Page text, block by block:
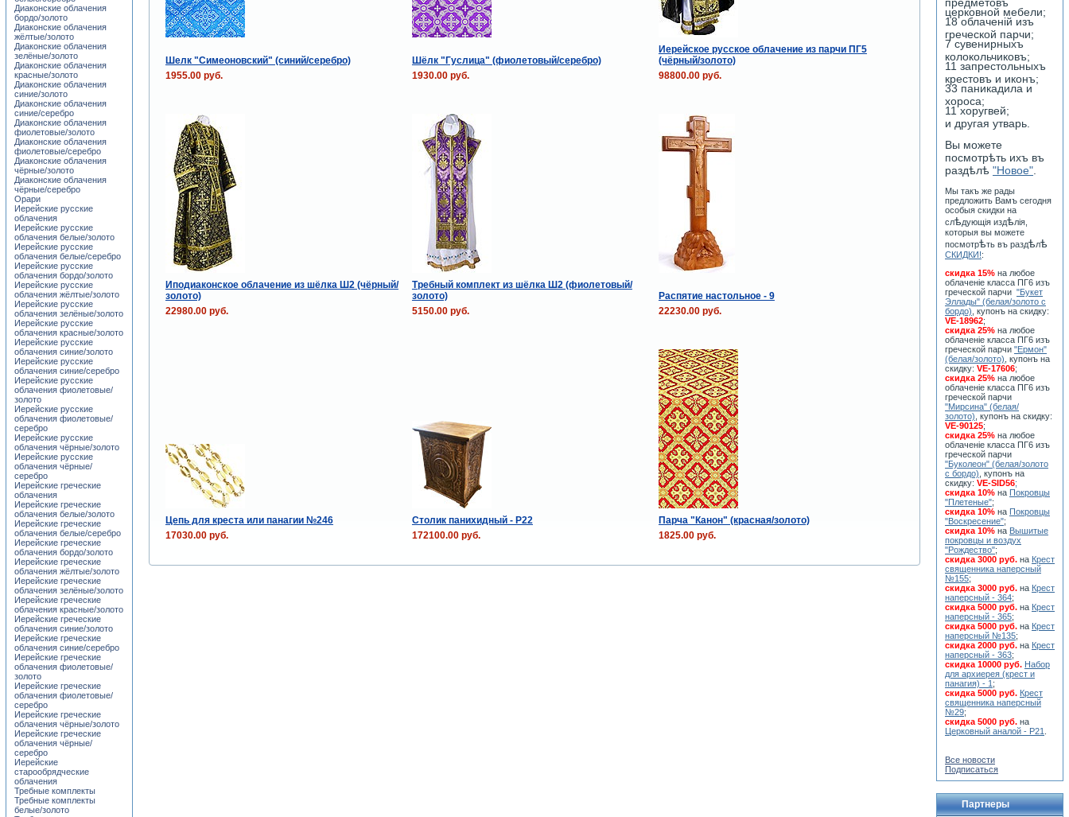
Шелк "Симеоновский" (синий/серебро) Шёлк "Гуслица" (фиолетовый/серебро)
Иерейское русское облачение из парчи ПГ5
(чёрный/золото)
1955.00 руб.
1930.00 руб. 98800.00 руб.
Иподиаконское облачение из шёлка Ш2 (чёрный/
золото)
Требный комплект из шёлка Ш2 (фиолетовый/
золото)
Распятие настольное - 9
22980.00 руб.
5150.00 руб. 22230.00 руб.
Цепь для креста или панагии №246 Столик панихидный - P22
Парча "Канон" (красная/золото)
17030.00 руб.
172100.00 руб. 1825.00 руб.
Диаконские облачения
бордо/золото
Диаконские облачения
жёлтые/золото
Диаконские облачения
зелёные/золото
Диаконские облачения
красные/золото
Диаконские облачения
синие/золото
Диаконские облачения
синие/серебро
Диаконские облачения
фиолетовые/золото
Диаконские облачения
фиолетовые/серебро
Диаконские облачения
чёрные/золото
Диаконские облачения
чёрные/серебро
Орари
Иерейские русские
облачения
Иерейские русские
облачения белые/золото
Иерейские русские
облачения белые/серебро
Иерейские русские
облачения бордо/золото
Иерейские русские
облачения жёлтые/золото
Иерейские русские
облачения зелёные/золото
Иерейские русские
облачения красные/золото
Иерейские русские
облачения синие/золото
Иерейские русские
облачения синие/серебро
Иерейские русские
облачения фиолетовые/
золото
Иерейские русские
облачения фиолетовые/
серебро
Иерейские русские
облачения чёрные/золото
Иерейские русские
облачения чёрные/
серебро
Иерейские греческие
облачения
Иерейские греческие
облачения белые/золото
Иерейские греческие
облачения белые/серебро
Иерейские греческие
облачения бордо/золото
Иерейские греческие
облачения жёлтые/золото
Иерейские греческие
облачения зелёные/золото
Иерейские греческие
облачения красные/золото
Иерейские греческие
облачения синие/золото
Иерейские греческие
облачения синие/серебро
Иерейские греческие
облачения фиолетовые/
золото
Иерейские греческие
облачения фиолетовые/
серебро
Иерейские греческие
облачения чёрные/золото
Иерейские греческие
облачения чёрные/
серебро
Иерейские
старообрядческие
облачения
Требные комплекты
Требные комплекты
белые/золото
церковной мебели;
18 облаченiй изъ
греческой парчи;
7 сувенирныхъ
колокольчиковъ;
11 запрестольныхъ
крестовъ и иконъ;
33 паникадила и
хороса;
11 хоругвей;
и другая утварь.
Вы можете
посмотрѣть ихъ въ
раздѣлѣ "Новое"
Мы такъ же рады
предложить Вамъ сегодня
особыя скидки на
слѣдующiя издѣлiя,
которыя вы можете
посмотрѣть въ раздѣлѣ
СКИДКИ!:
скидка 15% на любое
облаченiе класса ПГ6 изъ
греческой парчи "Букет
Эллады" (белая/золото с
бордо) , купонъ на скидку:
VE-18962;
скидка 25% на любое
облаченiе класса ПГ6 изъ
греческой парчи "Ермон"
(белая/золото) , купонъ на
скидку: VE-17606;
скидка 25% на любое
облаченiе класса ПГ6 изъ
греческой парчи
"Мирсина" (белая/
золото) , купонъ на скидку:
VE-90125;
скидка 25% на любое
облаченiе класса ПГ6 изъ
греческой парчи
"Буколеон" (белая/золото
с бордо) , купонъ на
скидку: VE-SID56;
скидка 10% на Покровцы
"Плетеные";
скидка 10% на Покровцы
"Воскресение";
скидка 10% на Вышитые
покровцы и воздух
"Рождество";
скидка 3000 руб. на Крест
священника наперсный
№155;
скидка 3000 руб. на Крест
наперсный - 364;
скидка 5000 руб. на Крест
наперсный - 365;
скидка 5000 руб. на Крест
наперсный №135;
скидка 2000 руб. на Крест
наперсный - 363;
скидка 10000 руб. Набор
для архиерея (крест и
панагия) - 1 ;
скидка 5000 руб. Крест
священника наперсный
№29;
скидка 5000 руб. на
Церковный аналой - Р21
Все новости
Подписаться
Партнеры